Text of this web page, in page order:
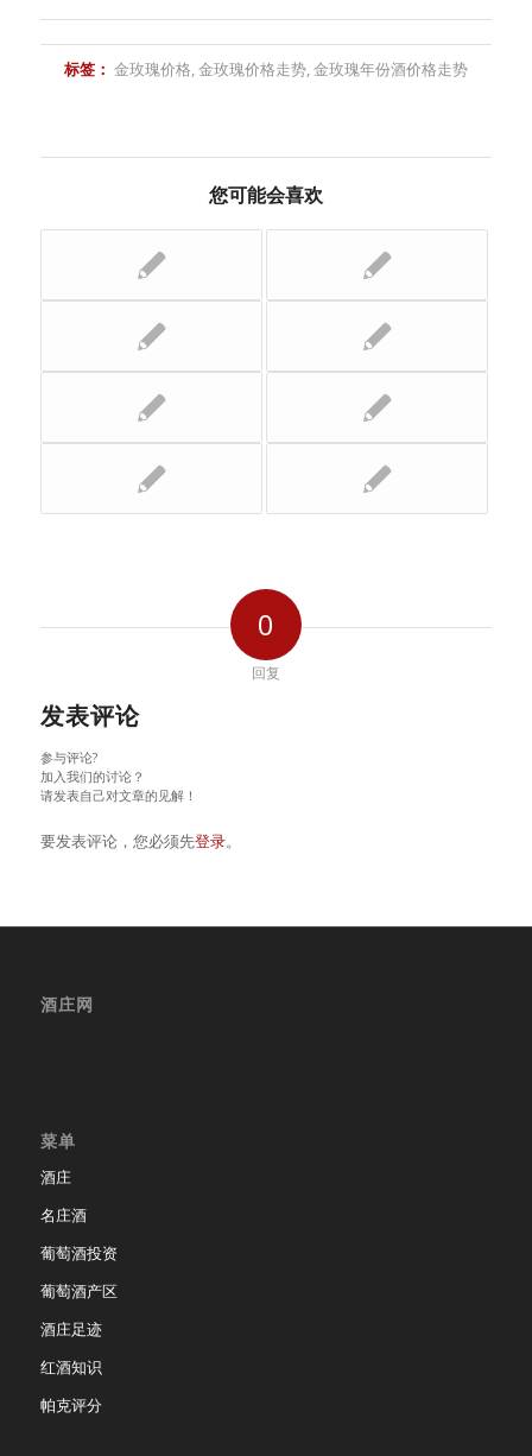
标签： 金玫瑰价格,金玫瑰价格走势,金玫瑰年份酒价格走势
您可能会喜欢
0
回复
发表评论
参与评论?
加入我们的讨论？
请发表自己对文章的见解！
要发表评论，您必须先登录。
酒庄网
菜单
酒庄
名庄酒
葡萄酒投资
葡萄酒产区
酒庄足迹
红酒知识
帕克评分